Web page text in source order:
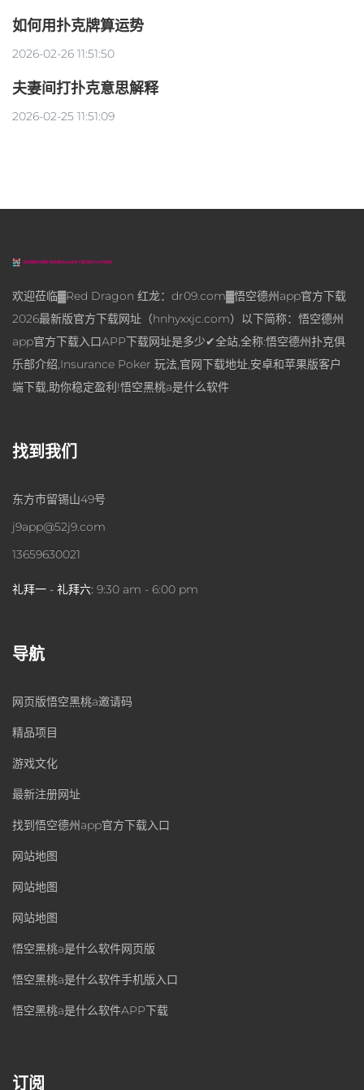
如何用扑克牌算运势
2026-02-26 11:51:50
夫妻间打扑克意思解释
2026-02-25 11:51:09
欢迎莅临▓Red Dragon 红龙：dr09.com▓悟空德州app官方下载
2026最新版官方下载网址（hnhyxxjc.com）以下简称：悟空德州
app官方下载入口APP下载网址是多少✔全站,全称:悟空德州扑克俱
乐部介绍,Insurance Poker 玩法,官网下载地址,安卓和苹果版客户
端下载,助你稳定盈利!悟空黑桃a是什么软件
找到我们
东方市留锡山49号
j9app@52j9.com
13659630021
礼拜一 - 礼拜六: 9:30 am - 6:00 pm
导航
网页版悟空黑桃a邀请码
精品项目
游戏文化
最新注册网址
找到悟空德州app官方下载入口
网站地图
网站地图
网站地图
悟空黑桃a是什么软件网页版
悟空黑桃a是什么软件手机版入口
悟空黑桃a是什么软件APP下载
订阅